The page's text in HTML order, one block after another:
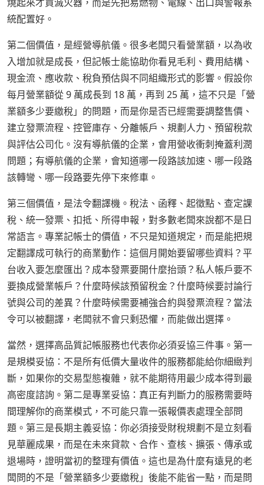
統配置好。
第二個價值，是經營導航儀。很多老闆只看營業額，以為收
入增加就是成長，但記帳士能協助你看見毛利、費用結構、
現金流、應收款、稅負預估與不同組織形式的影響。假設你
每月營業額從 9 萬成長到 18 萬，再到 25 萬，這不只是「營
業額多少要繳稅」的問題，而是你是否已經需要調整售價、
建立發票流程、控管庫存、分離帳戶、規劃人力、預留稅款
與評估公司化。沒有導航儀的企業，會用營收衝刺掩蓋利潤
問題；有導航儀的企業，會知道哪一段路該加速、哪一段路
該轉彎、哪一段路要先停下來修車。
第三個價值，是法令翻譯機。稅法、函釋、起徵點、查定課
稅、統一發票、扣抵、所得申報，對多數老闆來說都不是日
常語言。專業記帳士的價值，不只是知道規定，而是能把規
定翻譯成可執行的商業動作：這個月開始要留哪些資料？平
台收入要怎麼匯出？成本發票要開什麼抬頭？私人帳戶要不
要換成營業帳戶？什麼時候該預留稅金？什麼時候要討論行
號與公司的差異？什麼時候需要補強合約與發票流程？當法
令可以被翻譯，老闆就不會只剩恐懼，而能做出選擇。
當然，選擇高品質記帳服務也代表你必須妥協三件事。第一
是規模妥協：不是所有低價大量收件的服務都能給你細緻判
斷，如果你的交易型態複雜，就不能期待用最少成本得到最
高密度諮詢。第二是專業妥協：真正有判斷力的服務需要時
間理解你的商業模式，不可能只靠一張報價表處理全部問
題。第三是長期主義妥協：你必須接受財稅規劃不是立刻看
見華麗成果，而是在未來貸款、合作、查核、擴張、傳承或
退場時，證明當初的整理有價值。這也是為什麼有遠見的老
闆問的不是「營業額多少要繳稅」後能不能省一點，而是問